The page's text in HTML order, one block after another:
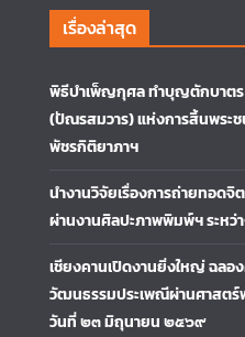
เรื่องล่าสุด
พิธีบำเพ็ญกุศล ทำบุญตักบาตร
(ปัณรสมวาร) แห่งการสิ้นพระช
พัชรกิติยาภาฯ
นำงานวิจัยเรื่องการถ่ายทอด
ผ่านงานศิลปะภาพพิมพ์ฯ ระหว่
เชียงคานเปิดงานยิ่งใหญ่ ฉล
วัฒนธรรมประเพณีผ่านศาสตร์
วันที่ ๒๓ มิถุนายน ๒๕๖๙